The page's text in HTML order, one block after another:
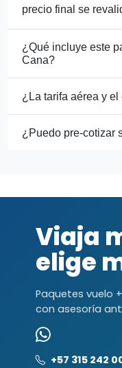
precio final se
¿Qué incluye este
Cana?
¿La tarifa aérea y
¿Puedo pre-cotizar
Viaja
elige
Paquetes vuelo
con asesoría
+57 315 242